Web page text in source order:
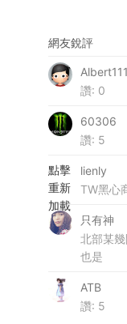
網友銳評
讚: 0
60306
讚: 5
點擊
重新
加載
lienly
TW黑心
只有神
北部某
也是
ATB
讚: 5